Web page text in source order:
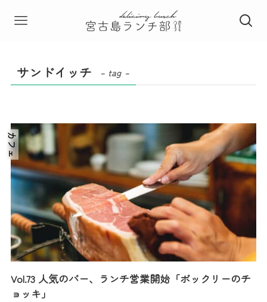
サンドイッチ – tag –
Vol.73 人気のバー、ランチ営業開始「ボックリーのチ
ョッキ」
カフェ